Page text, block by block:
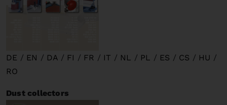
DE / EN / DA / FI / FR / IT / NL / PL / ES / CS / HU /
RO
Dust collectors